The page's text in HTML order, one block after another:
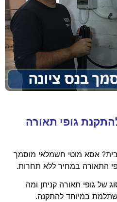
גופי תאורה
אסא מוטי חשמלאי מוסמך
התאורה במחיר ללא תחרות.
של גופי תאורה קניתן ומה
במיוחד להתקנה.